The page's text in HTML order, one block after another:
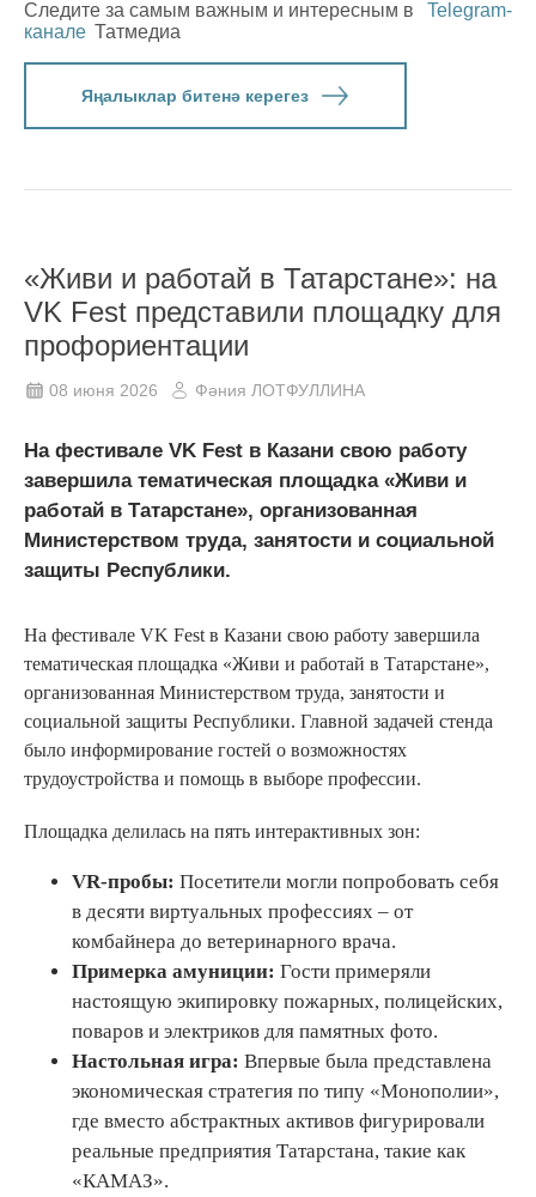
Следите за самым важным и интересным в
Telegram-
канале Татмедиа
Яңалыклар битенә керегез
«Живи и работай в Татарстане»: на
VK Fest представили площадку для
профориентации
08 июня 2026 Фәния ЛОТФУЛЛИНА
На фестивале VK Fest в Казани свою работу
завершила тематическая площадка «Живи и
работай в Татарстане», организованная
Министерством труда, занятости и социальной
защиты Республики.
На фестивале VK Fest в Казани свою работу завершила
тематическая площадка «Живи и работай в Татарстане»,
организованная Министерством труда, занятости и
социальной защиты Республики. Главной задачей стенда
было информирование гостей о возможностях
трудоустройства и помощь в выборе профессии.
Площадка делилась на пять интерактивных зон:
VR-пробы: Посетители могли попробовать себя
в десяти виртуальных профессиях – от
комбайнера до ветеринарного врача.
Примерка амуниции: Гости примеряли
настоящую экипировку пожарных, полицейских,
поваров и электриков для памятных фото.
Настольная игра: Впервые была представлена
экономическая стратегия по типу «Монополии»,
где вместо абстрактных активов фигурировали
реальные предприятия Татарстана, такие как
«КАМАЗ».